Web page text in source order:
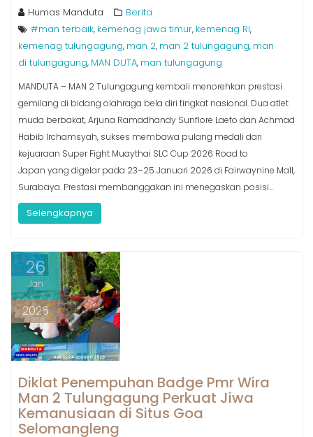
Humas Manduta
Berita
#man terbaik, kemenag jawa timur, kemenag RI,
kemenag tulungagung, man 2, man 2 tulungagung, man
di tulungagung, MAN DUTA, man tulungagung
MANDUTA – MAN 2 Tulungagung kembali menorehkan prestasi
gemilang di bidang olahraga bela diri tingkat nasional. Dua atlet
muda berbakat, Arjuna Ramadhandy Sunflore Laefo dan Achmad
Habib Irchamsyah, sukses membawa pulang medali dari
kejuaraan Super Fight Muaythai SLC Cup 2026 Road to
Japan yang digelar pada 23–25 Januari 2026 di Fairwaynine Mall,
Surabaya. Prestasi membanggakan ini menegaskan posisi…
Selengkapnya
26
Jan
2026
Diklat Penempuhan Badge Pmr Wira
Man 2 Tulungagung Perkuat Jiwa
Kemanusiaan di Situs Goa
Selomangleng